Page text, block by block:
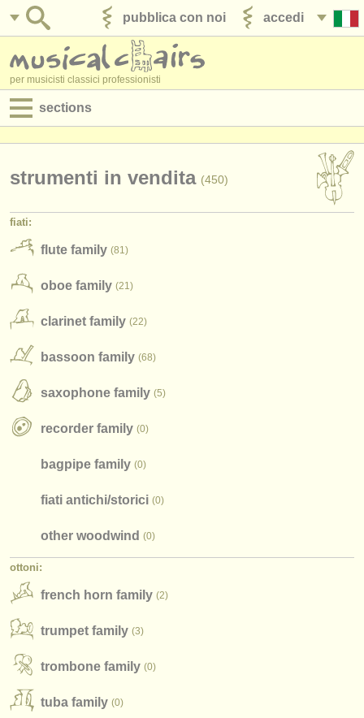
accedi
pubblica con noi
per musicisti classici professionisti
sections
orchestre e teatri lirici
conservatori
orchestre giovanili
musicalchairs:
riguardo musicalchairs
contattaci
rss feeds
notizie di musica classica
editori:
strumenti in vendita (450)
fiati:
flute family (81)
oboe family (21)
clarinet family (22)
bassoon family (68)
saxophone family (5)
recorder family (0)
bagpipe family (0)
fiati antichi/storici (0)
other woodwind (0)
ottoni:
french horn family (2)
trumpet family (3)
trombone family (0)
tuba family (0)